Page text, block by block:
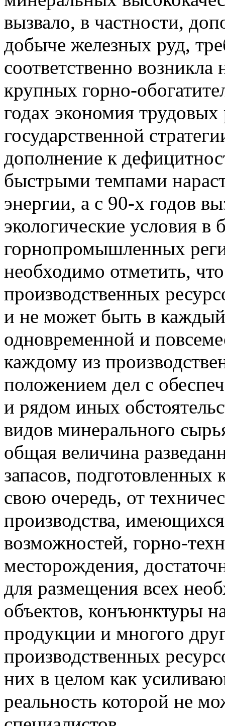
вызвало, в частности,
добыче железных руд,
соответственно возникла
крупных горно-
годах экономия трудовых
государственной
дополнение к
быстрыми темпами
энергии, а с 90-х годов
экологические условия в
горнопромышленных
необходимо отметить,
производственных
и не может быть в
одновременной и
каждому из
положением дел с
и рядом иных
видов минерального
общая величина
запасов, подготовленных
свою очередь, от
производства,
возможностей, горно-
месторождения,
для размещения всех
объектов, конъюнктуры
продукции и многого
производственных
них в целом как
реальность которой не